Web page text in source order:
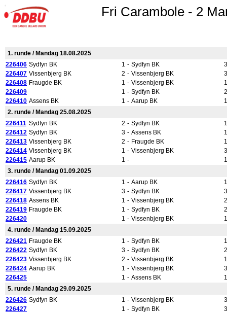
Fri Carambole - 2
1. runde / Mandag 18.08.2025
226406 Sydfyn BK 1 - Sydfyn BK
3
226407 Vissenbjerg BK 2 - Vissenbjerg BK
3
226408 Fraugde BK 1 - Vissenbjerg BK
1
226409
1 - Sydfyn BK
2
226410 Assens BK 1 - Aarup BK
1
2. runde / Mandag 25.08.2025
226411 Sydfyn BK 2 - Sydfyn BK
1
226412 Sydfyn BK 3 - Assens BK
1
226413 Vissenbjerg BK 2 - Fraugde BK
1
226414 Vissenbjerg BK 1 - Vissenbjerg BK
3
226415 Aarup BK 1 -
1
3. runde / Mandag 01.09.2025
226416 Sydfyn BK 1 - Aarup BK
1
226417 Vissenbjerg BK 3 - Sydfyn BK
3
226418 Assens BK 1 - Vissenbjerg BK
2
226419 Fraugde BK 1 - Sydfyn BK
2
226420
1 - Vissenbjerg BK
1
4. runde / Mandag 15.09.2025
226421 Fraugde BK 1 - Sydfyn BK
1
226422 Sydfyn BK 3 - Sydfyn BK
2
226423 Vissenbjerg BK 2 - Vissenbjerg BK
1
226424 Aarup BK 1 - Vissenbjerg BK
3
226425
1 - Assens BK
1
5. runde / Mandag 29.09.2025
226426 Sydfyn BK 1 - Vissenbjerg BK
3
226427
1 - Sydfyn BK
3